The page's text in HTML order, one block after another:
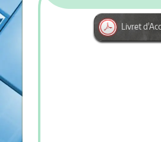
Livret